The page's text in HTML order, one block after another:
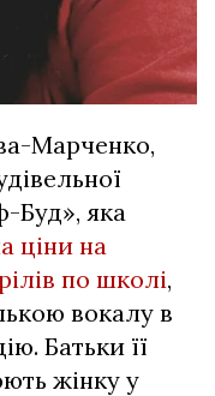
Марченко,
Буд», яка
ціни на
по школі,
вокалу в
Батьки її
жінку у